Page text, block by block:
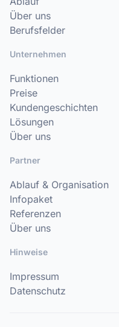
Über uns
Berufsfelder
Unternehmen
Funktionen
Preise
Kundengeschichten
Lösungen
Über uns
Partner
Ablauf & Organisation
Infopaket
Referenzen
Über uns
Hinweise
Impressum
Datenschutz